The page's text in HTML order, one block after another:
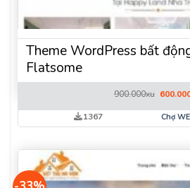
Theme WordPress bất
Flatsome
900.000xu Giá
là:
1367 Chợ